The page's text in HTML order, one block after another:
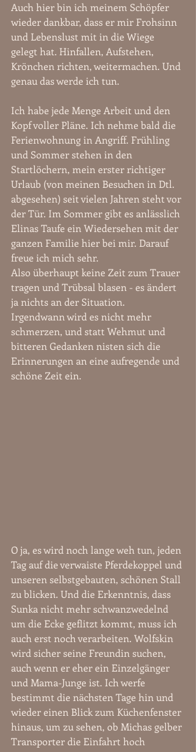
Auch hier bin ich meinem Schöpfer
wieder dankbar, dass er mir Frohsinn
und Lebenslust mit in die Wiege
gelegt hat. Hinfallen, Aufstehen,
Krönchen richten, weitermachen. Und
genau das werde ich tun.
Ich habe jede Menge Arbeit und den
Kopf voller Pläne. Ich nehme bald die
Ferienwohnung in Angriff. Frühling
und Sommer stehen in den
Startlöchern, mein erster richtiger
Urlaub (von meinen Besuchen in Dtl.
abgesehen) seit vielen Jahren steht vor
der Tür. Im Sommer gibt es anlässlich
Elinas Taufe ein Wiedersehen mit der
ganzen Familie hier bei mir. Darauf
freue ich mich sehr.
Also überhaupt keine Zeit zum Trauer
tragen und Trübsal blasen - es ändert
ja nichts an der Situation.
Irgendwann wird es nicht mehr
schmerzen, und statt Wehmut und
bitteren Gedanken nisten sich die
Erinnerungen an eine aufregende und
schöne Zeit ein.
O ja, es wird noch lange weh tun, jeden
Tag auf die verwaiste Pferdekoppel und
unseren selbstgebauten, schönen Stall
zu blicken. Und die Erkenntnis, dass
Sunka nicht mehr schwanzwedelnd
um die Ecke geflitzt kommt, muss ich
auch erst noch verarbeiten. Wolfskin
wird sicher seine Freundin suchen,
auch wenn er eher ein Einzelgänger
und Mama-Junge ist. Ich werfe
bestimmt die nächsten Tage hin und
wieder einen Blick zum Küchenfenster
hinaus, um zu sehen, ob Michas gelber
Transporter die Einfahrt hoch